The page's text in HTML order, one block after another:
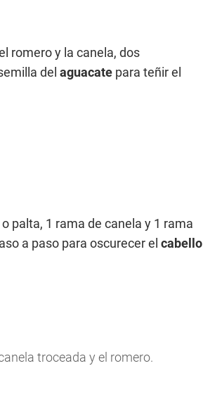
romero y la canela, dos
del aguacate para teñir el
o palta, 1 rama de canela y 1 rama
a paso para oscurecer el cabello
troceada y el romero.